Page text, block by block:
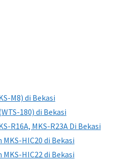
M8) di Bekasi
180) di Bekasi
R16A, MKS-R23A Di Bekasi
HIC20 di Bekasi
HIC22 di Bekasi